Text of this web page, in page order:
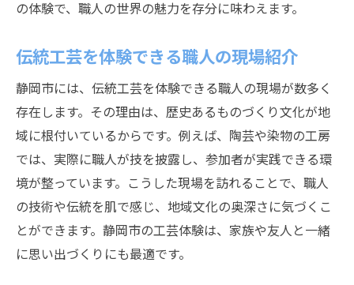
の体験で、職人の世界の魅力を存分に味わえます。
伝統工芸を体験できる職人の現場紹介
静岡市には、伝統工芸を体験できる職人の現場が数多く
存在します。その理由は、歴史あるものづくり文化が地
域に根付いているからです。例えば、陶芸や染物の工房
では、実際に職人が技を披露し、参加者が実践できる環
境が整っています。こうした現場を訪れることで、職人
の技術や伝統を肌で感じ、地域文化の奥深さに気づくこ
とができます。静岡市の工芸体験は、家族や友人と一緒
に思い出づくりにも最適です。